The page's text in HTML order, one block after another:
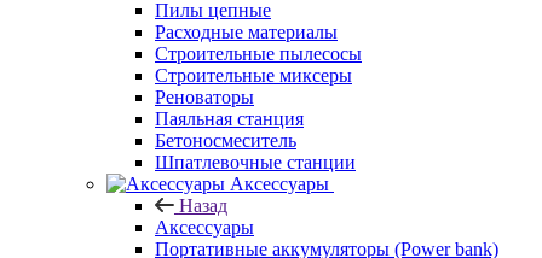
Пилы цепные
Расходные материалы
Строительные пылесосы
Строительные миксеры
Реноваторы
Паяльная станция
Бетоносмеситель
Шпатлевочные станции
Аксессуары
Назад
Аксессуары
Портативные аккумуляторы (Power bank)